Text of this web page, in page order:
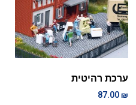
ערכת רהיטית
87.00₪